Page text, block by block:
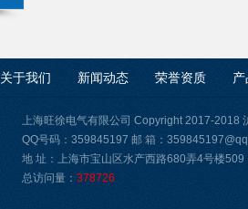
关于我们 新闻动态 荣誉资质
上海旺徐电气有限公司 Copyright 2017-2018
QQ号码：359845197 邮 箱：
地 址：上海市宝山区水产西路680弄4号楼509
总访问量： 378726